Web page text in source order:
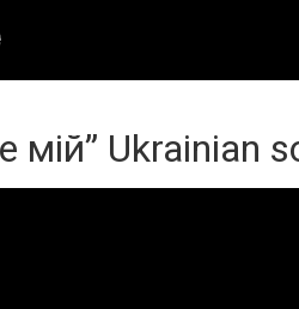
мій” Ukrainian